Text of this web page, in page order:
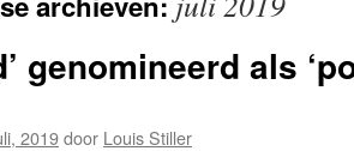
genomineerd als
2019door Louis Stiller